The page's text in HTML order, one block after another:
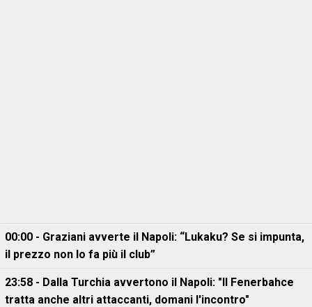
00:00 - Graziani avverte il Napoli: “Lukaku? Se si impunta,
il prezzo non lo fa più il club”
23:58 - Dalla Turchia avvertono il Napoli: "Il Fenerbahce
tratta anche altri attaccanti, domani l'incontro"